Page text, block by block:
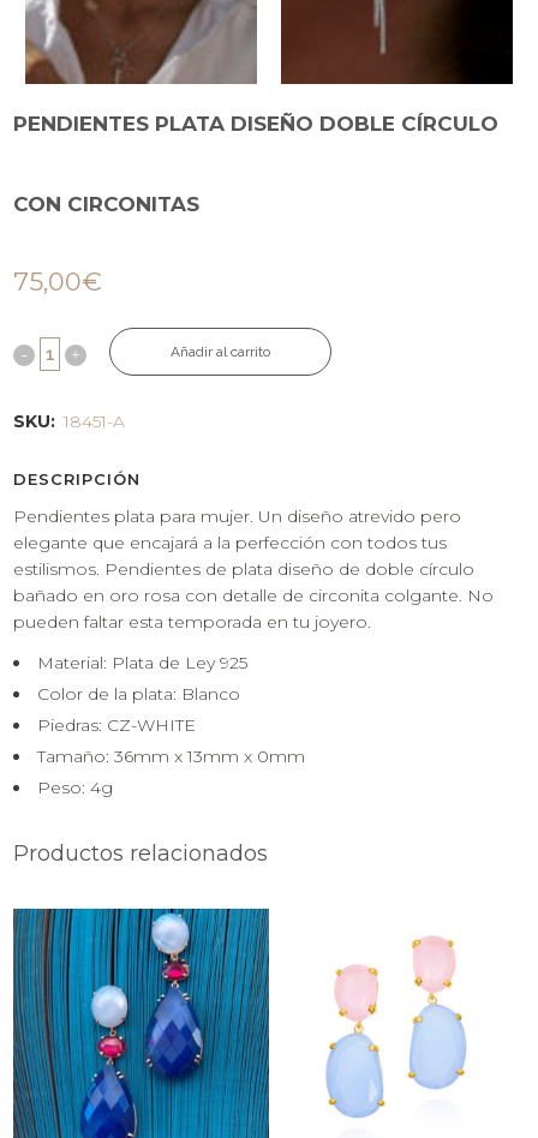
PENDIENTES PLATA DISEÑO DOBLE CÍRCULO
CON CIRCONITAS
75,00€
Añadir al carrito
SKU: 18451-A
DESCRIPCIÓN
Pendientes plata para mujer. Un diseño atrevido pero
elegante que encajará a la perfección con todos tus
estilismos. Pendientes de plata diseño de doble círculo
bañado en oro rosa con detalle de circonita colgante. No
pueden faltar esta temporada en tu joyero.
Material: Plata de Ley 925
Color de la plata: Blanco
Piedras: CZ-WHITE
Tamaño: 36mm x 13mm x 0mm
Peso: 4g
Productos relacionados